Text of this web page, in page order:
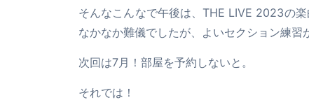
そんなこんなで午後は、THE LIVE 2023の
なかなか難儀でしたが、よいセクション練習
次回は7月！部屋を予約しないと。
それでは！